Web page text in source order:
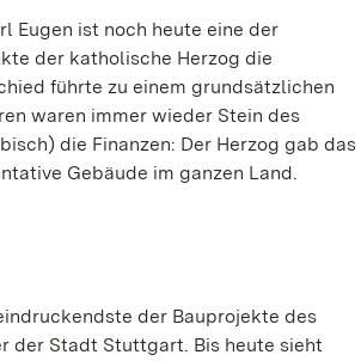
Eugen ist noch heute eine der
der katholische Herzog die
führte zu einem grundsätzlichen
waren immer wieder Stein des
die Finanzen: Der Herzog gab das
Gebäude im ganzen Land.
der Bauprojekte des
der Stadt Stuttgart. Bis heute sieht